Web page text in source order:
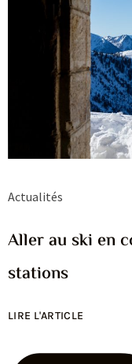
Actualités
Aller au ski en
stations
LIRE L'ARTICLE